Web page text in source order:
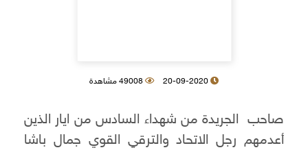
20-09-2020 49008 مشاهدة
صاحب الجريدة من شهداء السادس من ايار الذين
أعدمهم رجل الاتحاد والترقي القوي جمال باشا